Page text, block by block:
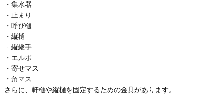
・集水器
・止まり
・呼び樋
・縦樋
・縦継手
・エルボ
・寄せマス
・角マス
さらに、軒樋や縦樋を固定するための金具があります。